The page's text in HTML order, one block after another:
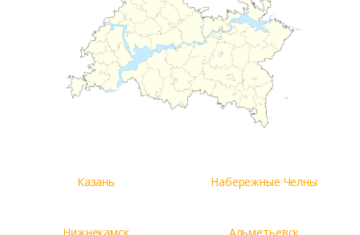
Казань Набережные Челны